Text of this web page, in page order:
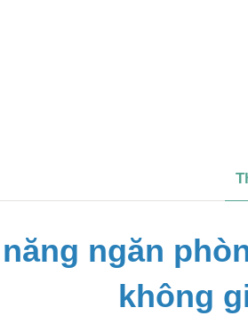
ngăn
không